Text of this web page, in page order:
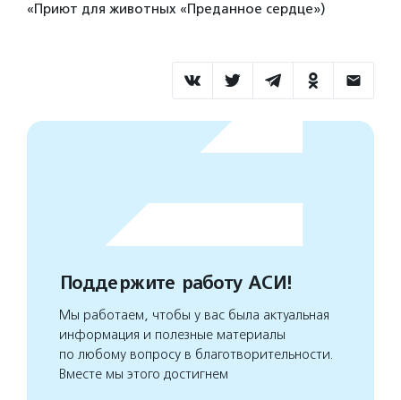
«Приют для животных «Преданное сердце»)
Поддержите работу АСИ!
Мы работаем, чтобы у вас была актуальная
информация и полезные материалы
по любому вопросу в благотворительности.
Вместе мы этого достигнем